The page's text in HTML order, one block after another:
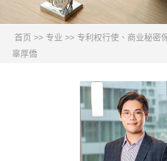
首页 >> 专业 >> 专利权行使、商业秘密
辜厚僑